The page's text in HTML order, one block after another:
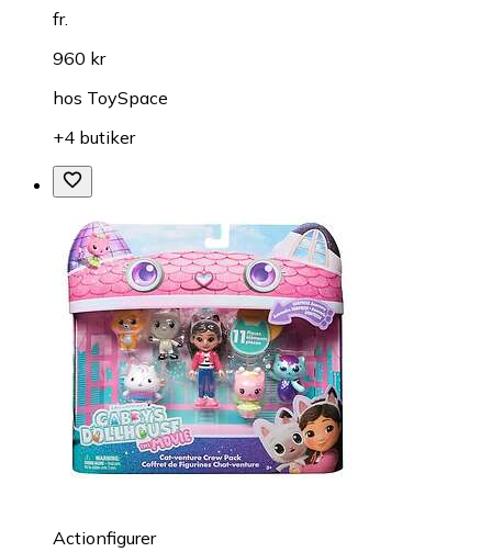
fr.
960 kr
hos ToySpace
+4 butiker
Actionfigurer